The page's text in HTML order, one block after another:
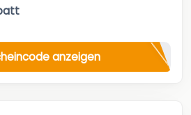
anzeigen